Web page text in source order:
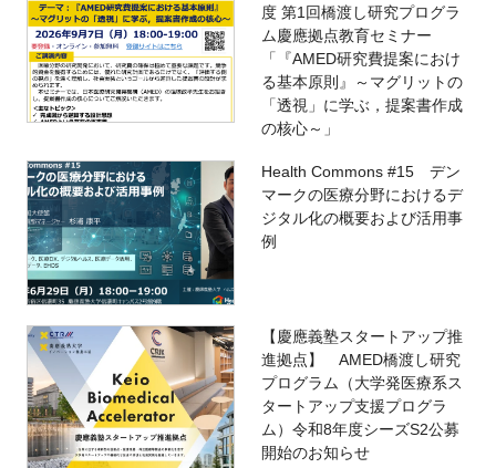
度 第1回橋渡し研究プログラ
ム慶應拠点教育セミナー
「『AMED研究費提案におけ
る基本原則』～マグリットの
「透視」に学ぶ，提案書作成
の核心～」
Health Commons #15 デン
マークの医療分野におけるデ
ジタル化の概要および活用事
例
【慶應義塾スタートアップ推
進拠点】 AMED橋渡し研究
プログラム（大学発医療系ス
タートアップ支援プログラ
ム）令和8年度シーズS2公募
開始のお知らせ